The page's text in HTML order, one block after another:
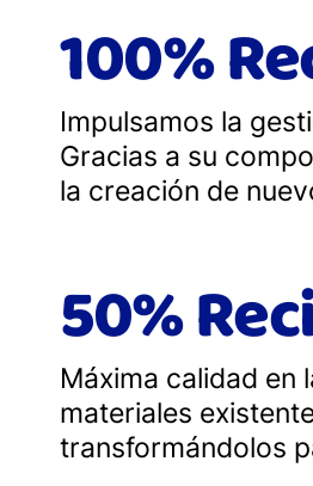
100%
Impulsamos la
Gracias a su
la creación de
50%
Máxima calidad en
materiales
transformándolos